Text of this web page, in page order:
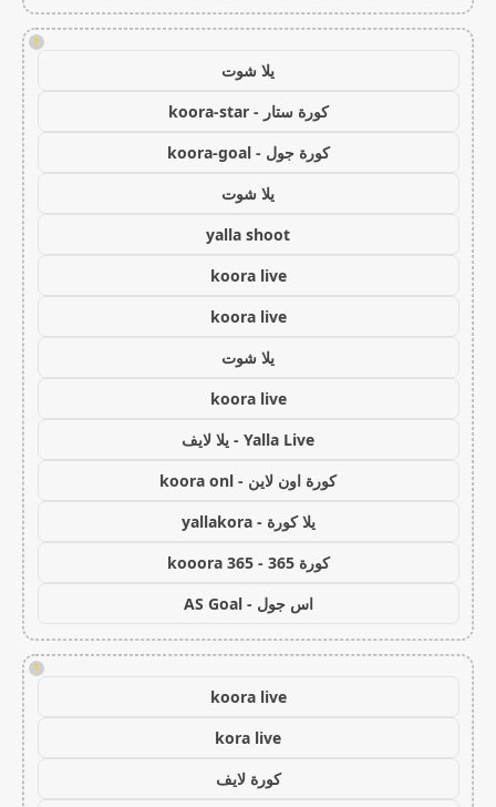
!
يلا شوت
كورة ستار - koora-star
كورة جول - koora-goal
يلا شوت
yalla shoot
koora live
koora live
يلا شوت
koora live
Yalla Live - يلا لايف
كورة اون لاين - koora onl
يلا كورة - yallakora
كورة 365 - kooora 365
اس جول - AS Goal
!
koora live
kora live
كورة لايف